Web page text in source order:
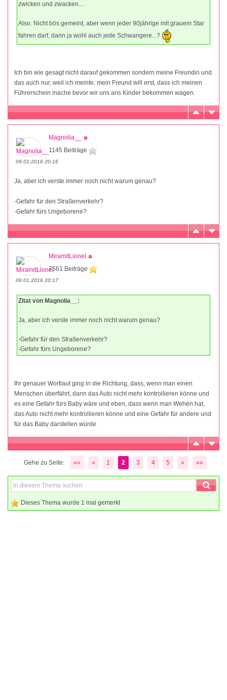
zwicken und zwacken....
Also. Nicht bös gemeint, aber wenn jeder 90jährige mit grauem Star
fahren darf, dann ja wohl auch jede Schwangere...?
Ich bin wie gesagt nicht darauf gekommen sondern meine Freundin und
das auch nur, weil ich meinte, mein Freund will erst, dass ich meinen
Führerschein mache bevor wir uns ans Kinder bekommen wagen.
Magnolia__
1145 Beiträge
09.01.2016 20:16
Ja, aber ich verste immer noch nicht warum genau?
-Gefahr für den Straßenverkehr?
-Gefahr fürs Ungeborene?
MiramitLionel
7561 Beiträge
09.01.2016 20:17
Zitat von Magnolia__:
Ja, aber ich verste immer noch nicht warum genau?
-Gefahr für den Straßenverkehr?
-Gefahr fürs Ungeborene?
Ihr genauer Wortlaut ging in die Richtung, dass, wenn man einen
Menschen überfährt, dann das Auto nicht mehr kontrollieren könne und
es eine Gefahr fürs Baby wäre und eben, dass wenn man Wehen hat,
das Auto nicht mehr kontrollieren könne und eine Gefahr für andere und
für das Baby darstellen würde
Gehe zu Seite: «« « 1 2 3 4 5 » »»
Dieses Thema wurde 1 mal gemerkt